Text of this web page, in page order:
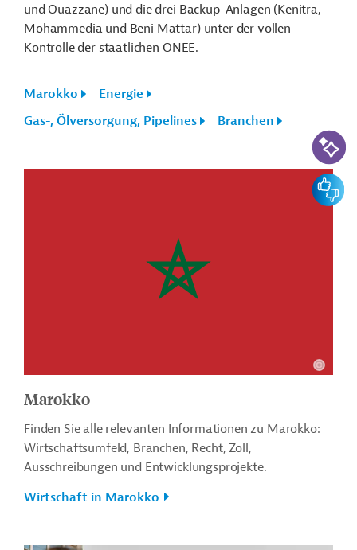
und Ouazzane) und die drei Backup-Anlagen (Kenitra,
Mohammedia und Beni Mattar) unter der vollen
Kontrolle der staatlichen ONEE.
Marokko
Energie
Gas-, Ölversorgung, Pipelines
Branchen
Marokko
Finden Sie alle relevanten Informationen zu Marokko:
Wirtschaftsumfeld, Branchen, Recht, Zoll,
Ausschreibungen und Entwicklungsprojekte.
Wirtschaft in Marokko
KI-